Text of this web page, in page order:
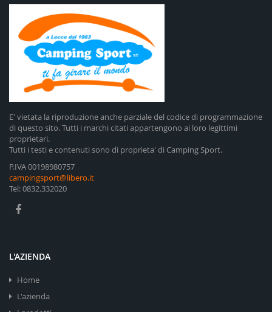
E' vietata la riproduzione anche parziale del codice di programmazione
di questo sito. Tutti i marchi citati appartengono ai loro legittimi
proprietari.
Tutti i testi e contenuti sono di proprieta' di Camping Sport.
P.IVA 00198980757
campingsport@libero.it
Tel: 0832.332020
L'AZIENDA
Home
L'azienda